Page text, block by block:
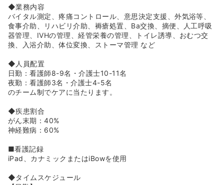
◆病院と同じように毎年定期昇給がございます。
◆従業員が長く働いていけるように入社後1ヶ月後に入社
アンケートを実施しています。本社の社員がすべてに目を
通し
困り事などに早く気付けるような体制を作っています。
を行ってきており、職員が長く働ける環境つくりが良い看
護を提供することにつながると考えています！
◆WeCanプロジェクトという施設の課題や困りごとを共有
し他施設とも相談をすることで現場力を向上する取り組み
例としてお庭が手入れまで行き届かずの状態だったが、事
務員の方の少しでも気持ちよく過ごしていただきたいとい
うお声から手入れがスタートしました。
いった事例がございます。
◆Be supportersというサントリーウェルネス株式会社とJ
浦和美園の施設では浦和レッズの試合の観戦会を開くなど
◆業務内容
バイタル測定、疼痛コントロール、意思決定支援、外気浴等、
食事介助、リハビリ介助、褥瘡処置、Ba交換、摘便、人工呼吸
器管理、IVHの管理、経管栄養の管理、トイレ誘導、おむつ交
換、入浴介助、体位変換、ストーマ管理 など
◆人員配置
日勤：看護師8-9名・介護士10-11名
夜勤：看護師3名・介護士4-5名
のチーム制でケアに当たります。
◆疾患割合
がん末期：40%
神経難病：60%
■看護記録
iPad、カナミックまたはiBowを使用
◆タイムスケジュール